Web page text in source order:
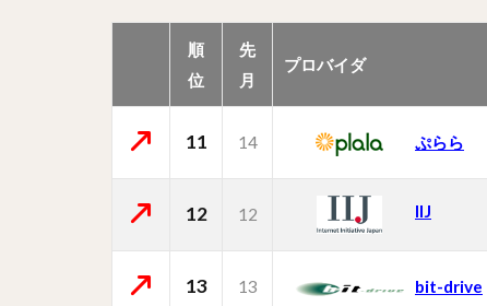
順
位
先
月
プロバイダ
11 14 ぷらら
12 12 IIJ
13 13 bit-drive